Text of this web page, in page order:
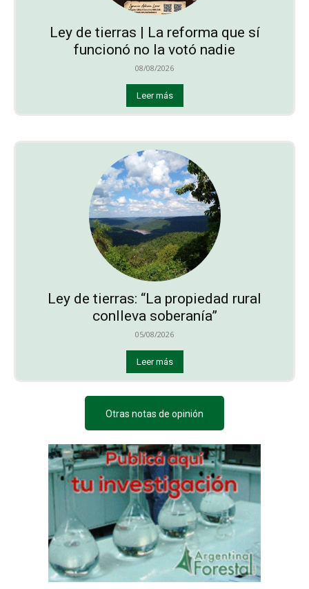
Ley de tierras | La reforma que sí
funcionó no la votó nadie
08/08/2026
Leer más
Ley de tierras: “La propiedad rural
conlleva soberanía”
05/08/2026
Leer más
Otras notas de opinión